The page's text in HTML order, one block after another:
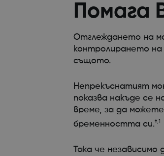
Помага
Отглеждането на
контролирането
същото.
Непрекъснатият
показва накъде се
време, за да
бременността си.‡,1
Така че